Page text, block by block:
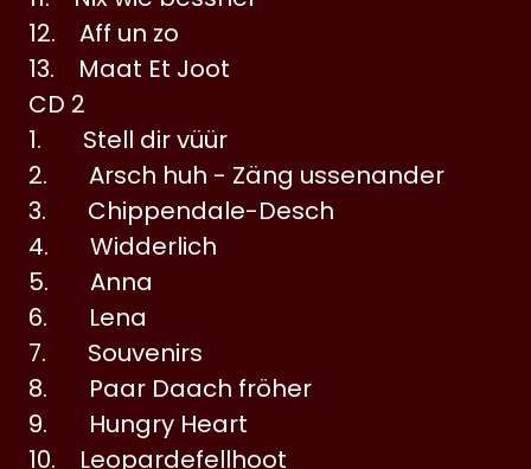
12. Aff un zo
13. Maat Et Joot
CD 2
1. Stell dir vüür
2. Arsch huh - Zäng ussenander
3. Chippendale-Desch
4. Widderlich
5. Anna
6. Lena
7. Souvenirs
8. Paar Daach fröher
9. Hungry Heart
10. Leopardefellhoot